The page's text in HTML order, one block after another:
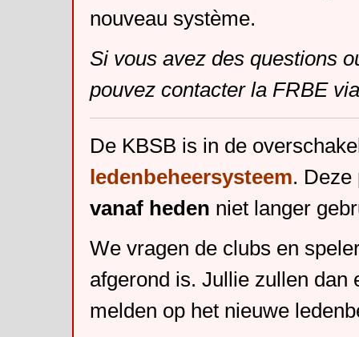
nouveau système.
Si vous avez des questions
pouvez contacter la FRBE
De KBSB is in de
ledenbeheersysteem. Deze
vanaf heden niet langer
We vragen de clubs en
afgerond is. Jullie zullen dan
melden op het nieuwe